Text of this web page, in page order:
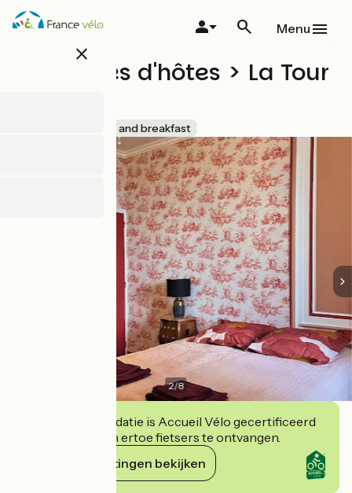
Overslaan
en
close
Menu
Chambres d'hôtes > La Tour
Bed and breakfast
2/8
Deze accommodatie is Accueil Vélo gecertificeerd
en verbindt zich ertoe fietsers te ontvangen.
Haar verplichtingen bekijken